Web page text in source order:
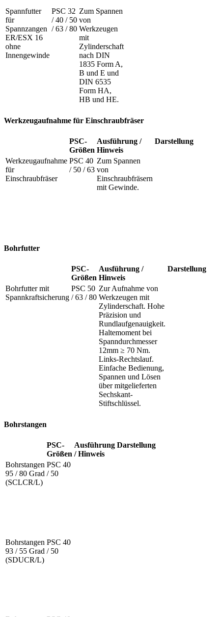
Spannfutter
für
Spannzangen
ER/ESX 16
ohne
Innengewinde
PSC 32
/ 40 / 50
/ 63 / 80
Zum Spannen
von
Werkzeugen
mit
Zylinderschaft
nach DIN
1835 Form A,
B und E und
DIN 6535
Form HA,
HB und HE.
Werkzeugaufnahme für Einschraubfräser
PSC-
Größen
Ausführung /
Hinweis
Darstellung
Werkzeugaufnahme
für
Einschraubfräser
PSC 40
/ 50 / 63
Zum Spannen
von
Einschraubfräsern
mit Gewinde.
Bohrfutter
PSC-
Größen
Ausführung /
Hinweis
Darstellung
Bohrfutter mit
Spannkraftsicherung
PSC 50
/ 63 / 80
Zur Aufnahme von
Werkzeugen mit
Zylinderschaft. Hohe
Präzision und
Rundlaufgenauigkeit.
Haltemoment bei
Spanndurchmesser
12mm ≥ 70 Nm.
Links-Rechtslauf.
Einfache Bedienung,
Spannen und Lösen
über mitgelieferten
Sechskant-
Stiftschlüssel.
Bohrstangen
PSC-
Größen
Ausführung
/ Hinweis
Darstellung
Bohrstangen
95 / 80 Grad
(SCLCR/L)
PSC 40
/ 50
Bohrstangen
93 / 55 Grad
(SDUCR/L)
PSC 40
/ 50